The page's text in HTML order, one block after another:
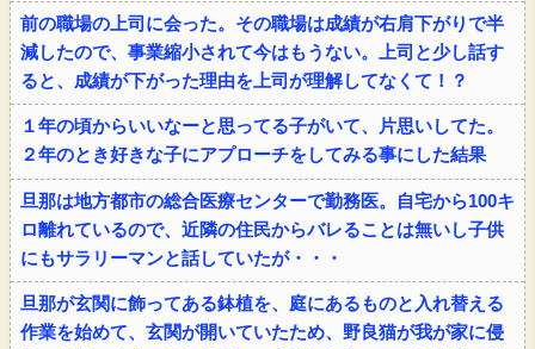
前の職場の上司に会った。その職場は成績が右肩下がりで半
減したので、事業縮小されて今はもうない。上司と少し話す
ると、成績が下がった理由を上司が理解してなくて！？
１年の頃からいいなーと思ってる子がいて、片思いしてた。
２年のとき好きな子にアプローチをしてみる事にした結果
旦那は地方都市の総合医療センターで勤務医。自宅から100キ
ロ離れているので、近隣の住民からバレることは無いし子供
にもサラリーマンと話していたが・・・
旦那が玄関に飾ってある鉢植を、庭にあるものと入れ替える
作業を始めて、玄関が開いていたため、野良猫が我が家に侵